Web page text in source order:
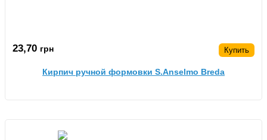
23,70 грн Купить
Кирпич ручной формовки S.Anselmo Breda